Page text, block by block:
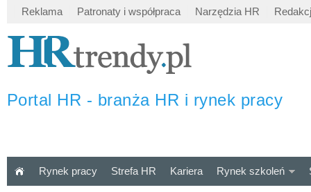
Reklama Patronaty i współpraca Narzędzia HR
Portal HR - branża HR i rynek pracy
Rynek pracy Strefa HR Kariera Rynek szkoleń